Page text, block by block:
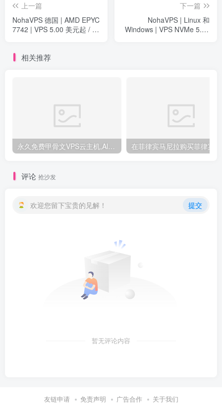
上一篇
NohaVPS 德国 | AMD EPYC
7742 | VPS 5.00 美元起 / 2
下一篇
NohaVPS | Linux 和
Windows | VPS NVMe 5.00
相关推荐
永久免费甲骨文VPS云主机,Always free,500Mpbs带宽,长期免费云主机
评论 抢沙发
欢迎您留下宝贵的见解！ 提交
暂无评论内容
友链申请 免责声明 广告合作 关于我们